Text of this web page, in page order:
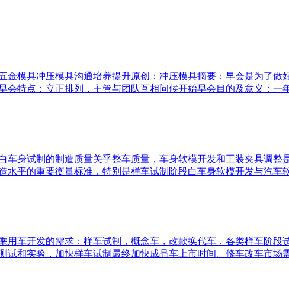
金模具冲压模具沟通培养提升原创：冲压模具摘要：早会是为了
会特点：立正排列，主管与团队互相问候开始早会目的及意义：一
车身试制的制造质量关乎整车质量，车身软模开发和工装夹具调
水平的重要衡量标准，特别是样车试制阶段白车身软模开发与汽车
用车开发的需求：样车试制，概念车，改款换代车，各类样车阶
试和实验，加快样车试制最终加快成品车上市时间。修车改车市场